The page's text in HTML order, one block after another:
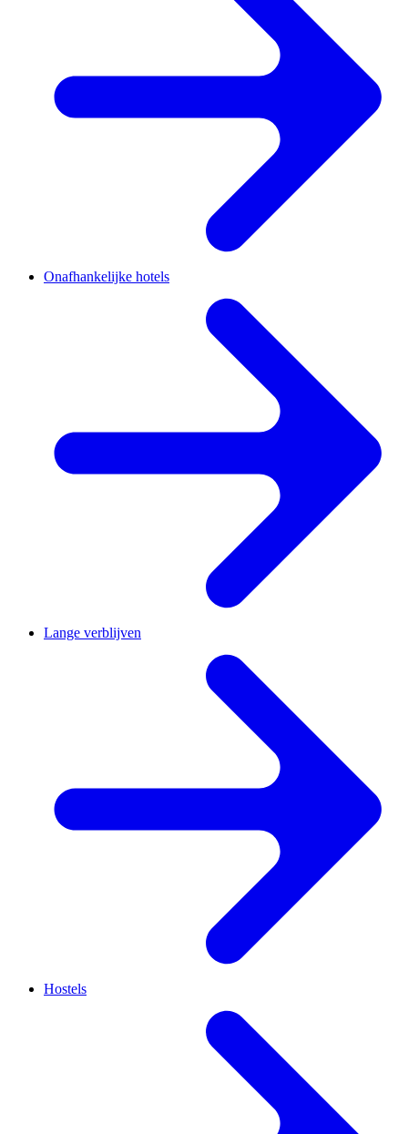
Onafhankelijke hotels
Lange verblijven
Hostels